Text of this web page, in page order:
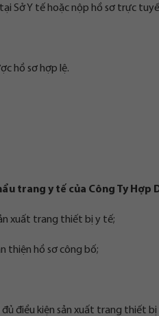
Sở Y tế hoặc nộp hồ sơ trực
hồ sơ hợp lệ.
trang y tế của Công Ty Hợp
xuất trang thiết bị y tế;
thiện hồ sơ công bố;
điều kiện sản xuất trang thiết